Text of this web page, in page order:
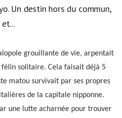
Un destin hors du commun,
grouillante de vie, arpentait
solitaire. Cela faisait déjà 5
matou survivait par ses propres
de la capitale nipponne.
une lutte acharnée pour trouver